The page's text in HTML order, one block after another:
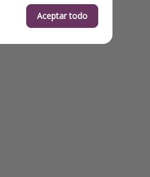
Aceptar todo